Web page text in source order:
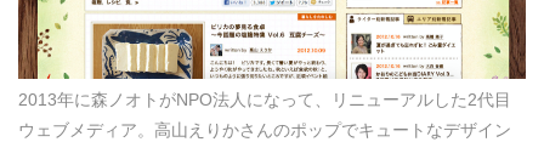
2013年に森ノオトがNPO法人になって、リニューアルした2代目
ウェブメディア。高山えりかさんのポップでキュートなデザイン